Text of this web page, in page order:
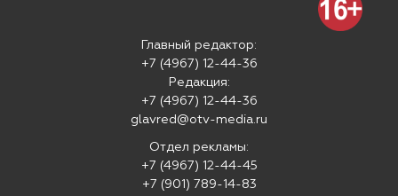
Главный редактор:
+7 (4967) 12-44-36
Редакция:
+7 (4967) 12-44-36
glavred@otv-media.ru
Отдел рекламы:
+7 (4967) 12-44-45
+7 (901) 789-14-83